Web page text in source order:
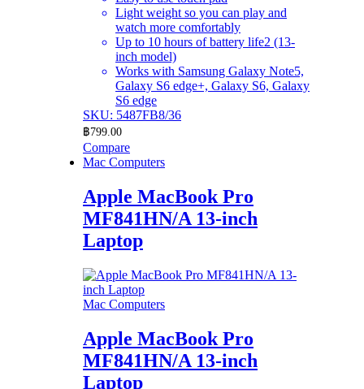
Light weight so you can play and
watch more comfortably
Up to 10 hours of battery life2 (13-
inch model)
Works with Samsung Galaxy Note5,
Galaxy S6 edge+, Galaxy S6, Galaxy
S6 edge
SKU: 5487FB8/36
฿799.00
Compare
Mac Computers
Apple MacBook Pro
MF841HN/A 13-inch
Laptop
Mac Computers
Apple MacBook Pro
MF841HN/A 13-inch
Laptop